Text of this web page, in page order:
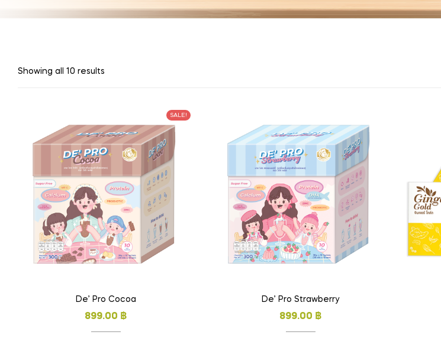
Showing all 10 results
SALE!
De’ Pro Cocoa
899.00 ฿
De’ Pro Strawberry
899.00 ฿